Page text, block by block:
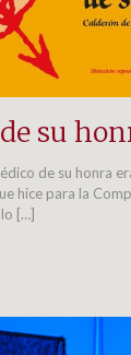
su
de su honra
hice para la
[…]